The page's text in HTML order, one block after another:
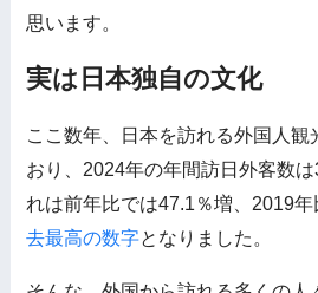
思います。
実は日本独自の文化
ここ数年、日本を訪れる外国人観
おり、2024年の年間訪日外客数
れは前年比では47.1％増、2019
去最高の数字となりました。